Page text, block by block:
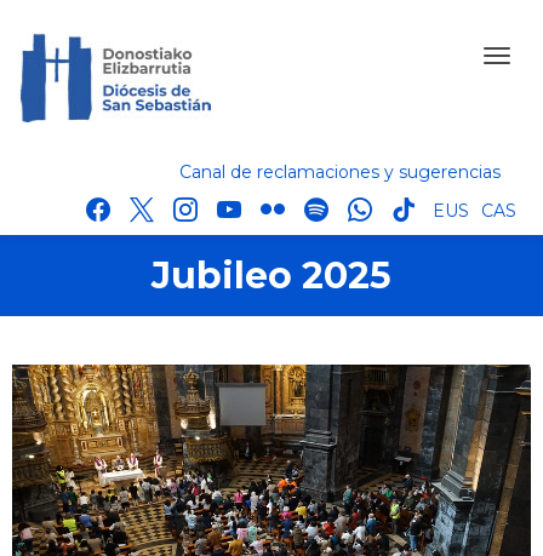
Canal de reclamaciones y sugerencias
facebook
x instagram
youtube
flickr spotifywhatsapp
tik
tok
EUS CAS
Jubileo 2025